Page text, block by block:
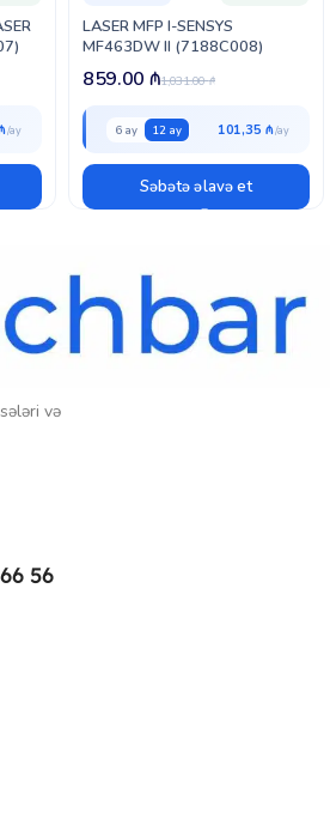
LASER MFP I-SENSYS
MF463DW II (7188C008)
1,031.00₼
859.00 ₼
6 ay 12 ay 101,35 ₼
Səbətə əlavə et
və
56